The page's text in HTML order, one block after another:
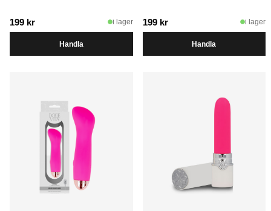
199 kr i lager
Handla
199 kr i lager
Handla